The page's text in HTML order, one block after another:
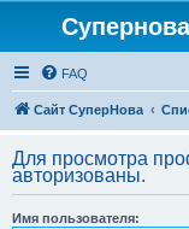
FAQ
Сайт СуперНова
Для просмотра
авторизованы.
Имя пользователя: